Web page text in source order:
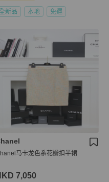
全新品 本地 免運
马卡龙色系花瓣扣半裙
7,050